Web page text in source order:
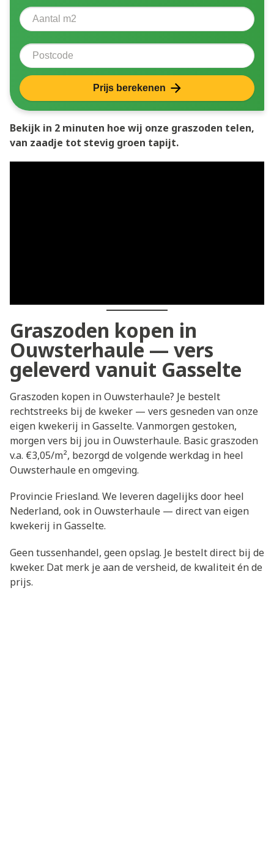
Aantal vierkante meter
Postcode
Prijs berekenen
Bekijk in 2 minuten hoe wij onze graszoden telen,
van zaadje tot stevig groen tapijt.
Graszoden kopen in
Ouwsterhaule — vers
geleverd vanuit Gasselte
Graszoden kopen in Ouwsterhaule? Je bestelt
rechtstreeks bij de kweker — vers gesneden van onze
eigen kwekerij in Gasselte. Vanmorgen gestoken,
morgen vers bij jou in Ouwsterhaule. Basic graszoden
v.a. €3,05/m², bezorgd de volgende werkdag in heel
Ouwsterhaule en omgeving.
Provincie Friesland. We leveren dagelijks door heel
Nederland, ook in Ouwsterhaule — direct van eigen
kwekerij in Gasselte.
Geen tussenhandel, geen opslag. Je bestelt direct bij de
kweker. Dat merk je aan de versheid, de kwaliteit én de
prijs.